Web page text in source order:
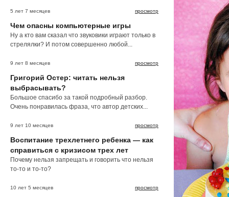
просмотр
5 лет 7 месяцев
Чем опасны компьютерные игры
Ну а кто вам сказал что звуковики играют только в
стрелялки? И потом совершенно любой...
просмотр
9 лет 8 месяцев
Григорий Остер: читать нельзя
выбрасывать?
Большое спасибо за такой подробный разбор.
Очень понравилась фраза, что автор детских...
просмотр
9 лет 10 месяцев
Воспитание трехлетнего ребенка — как
справиться с кризисом трех лет
Почему нельзя запрещать и говорить что нельзя
то-то и то-то?
просмотр
10 лет 5 месяцев